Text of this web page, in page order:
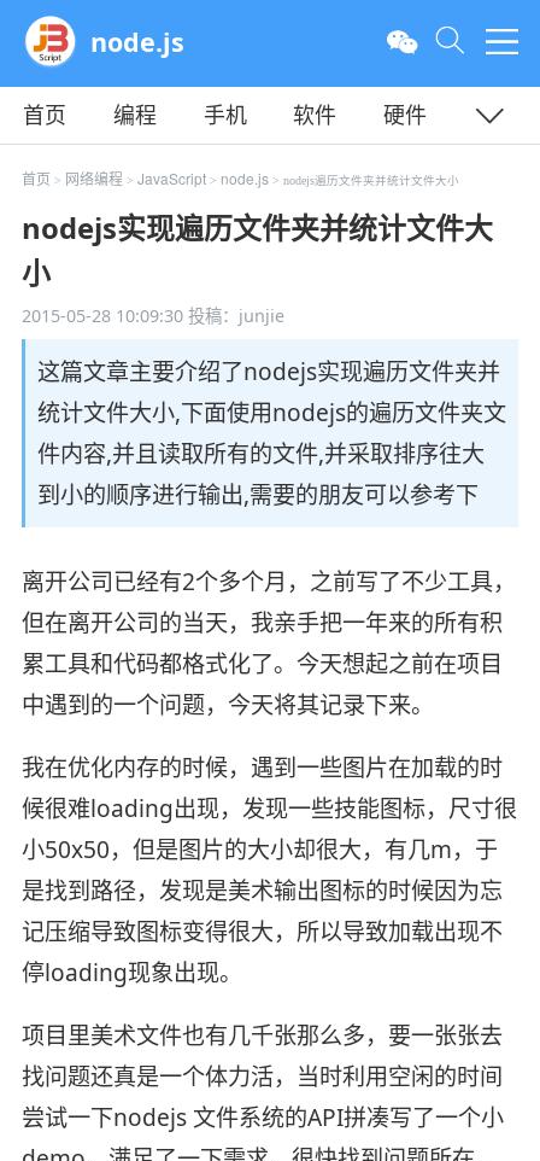
node.js
首页 编程 手机 软件
硬件
教程
平面 服务器
首页 > 网络编程 > JavaScript> node.js> nodejs遍历文件夹并统计文件大小
nodejs实现遍历文件夹并统计文件大
小
2015-05-28 10:09:30投稿：junjie
这篇文章主要介绍了nodejs实现遍历文件夹并
统计文件大小,下面使用nodejs的遍历文件夹文
件内容,并且读取所有的文件,并采取排序往大
到小的顺序进行输出,需要的朋友可以参考下
离开公司已经有2个多个月，之前写了不少工具，
但在离开公司的当天，我亲手把一年来的所有积
累工具和代码都格式化了。今天想起之前在项目
中遇到的一个问题，今天将其记录下来。
我在优化内存的时候，遇到一些图片在加载的时
候很难loading出现，发现一些技能图标，尺寸很
小50x50，但是图片的大小却很大，有几m，于
是找到路径，发现是美术输出图标的时候因为忘
记压缩导致图标变得很大，所以导致加载出现不
停loading现象出现。
项目里美术文件也有几千张那么多，要一张张去
找问题还真是一个体力活，当时利用空闲的时间
尝试一下nodejs 文件系统的API拼凑写了一个小